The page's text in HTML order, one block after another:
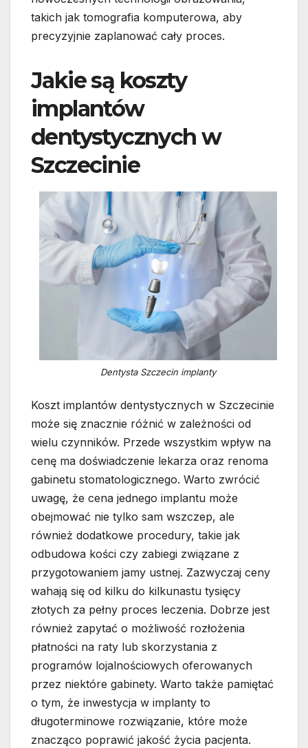
takich jak tomografia komputerowa, aby
precyzyjnie zaplanować cały proces.
Jakie są koszty
implantów
dentystycznych w
Szczecinie
Dentysta Szczecin implanty
Koszt implantów dentystycznych w Szczecinie
może się znacznie różnić w zależności od
wielu czynników. Przede wszystkim wpływ na
cenę ma doświadczenie lekarza oraz renoma
gabinetu stomatologicznego. Warto zwrócić
uwagę, że cena jednego implantu może
obejmować nie tylko sam wszczep, ale
również dodatkowe procedury, takie jak
odbudowa kości czy zabiegi związane z
przygotowaniem jamy ustnej. Zazwyczaj ceny
wahają się od kilku do kilkunastu tysięcy
złotych za pełny proces leczenia. Dobrze jest
również zapytać o możliwość rozłożenia
płatności na raty lub skorzystania z
programów lojalnościowych oferowanych
przez niektóre gabinety. Warto także pamiętać
o tym, że inwestycja w implanty to
długoterminowe rozwiązanie, które może
znacząco poprawić jakość życia pacjenta.